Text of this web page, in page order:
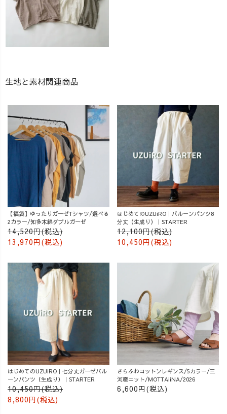
生地と素材関連商品
【福袋】ゆったりガーゼTシャツ/選べる
2カラー/知多木綿ダブルガーゼ
14,520円(税込)
13,970円(税込)
はじめてのUZUiRO｜バルーンパンツ8
分丈（生成り）｜STARTER
12,100円(税込)
10,450円(税込)
はじめてのUZUiRO｜七分丈ガーゼバル
ーンパンツ（生成り）｜STARTER
10,450円(税込)
8,800円(税込)
さらふわコットンレギンス/5カラー/三
河産ニット/MOTTAiiNA/2026
6,600円(税込)